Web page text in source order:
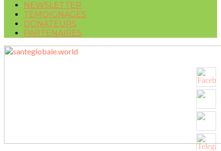
NEWSLETTER
TEMOIGNAGES
DONATEURS
PARTENAIRES